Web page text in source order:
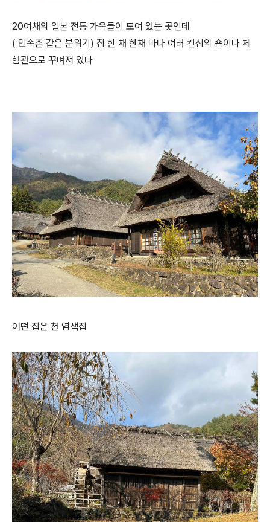
20여채의 일본 전통 가옥들이 모여 있는 곳인데
( 민속촌 같은 분위기) 집 한 채 한채 마다 여러 컨셥의 숍이나 체
험관으로 꾸며져 있다
어떤 집은 천 염색집